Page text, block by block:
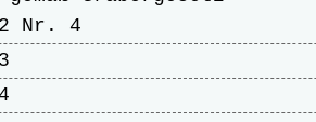
Nr. 4